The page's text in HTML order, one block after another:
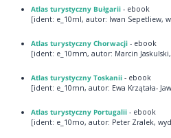
Atlas turystyczny Bułgarii- ebook
[ident: e_10ml, autor: Iwan Sepetliew,
Atlas turystyczny Chorwacji - ebook
[ident: e_10mm, autor: Marcin
Atlas turystyczny Toskanii- ebook
[ident: e_10mn, autor: Ewa Krzątała-
Atlas turystyczny Portugalii - ebook
[ident: e_10mo, autor: Peter Zralek,